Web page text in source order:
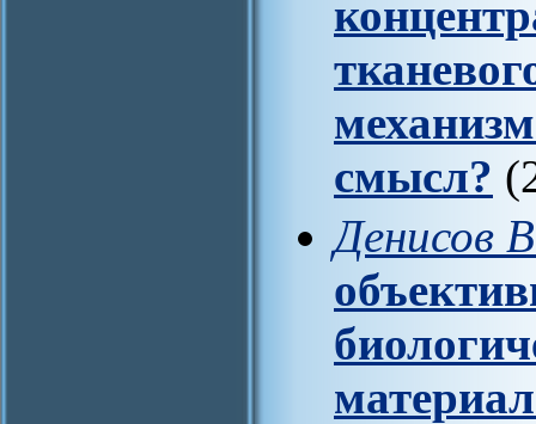
смысл?
Денисов